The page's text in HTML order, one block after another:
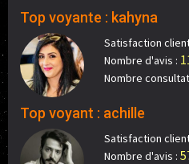
Top voyante : kahyna
Satisfaction
Nombre d'avis :
Nombre
Top voyant : achille
Satisfaction
Nombre d'avis :